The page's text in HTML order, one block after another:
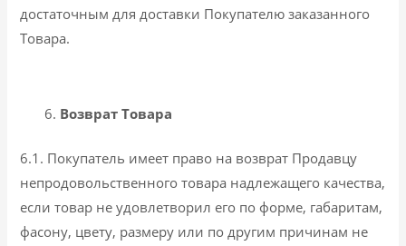
достаточным для доставки Покупателю заказанного
Товара.
Возврат Товара
6.1. Покупатель имеет право на возврат Продавцу
непродовольственного товара надлежащего качества,
если товар не удовлетворил его по форме, габаритам,
фасону, цвету, размеру или по другим причинам не